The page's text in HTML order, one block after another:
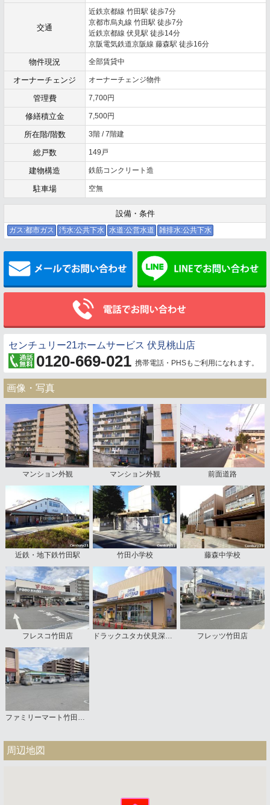
交通
近鉄京都線 竹田駅 徒歩7分
京都市烏丸線 竹田駅 徒歩7分
近鉄京都線 伏見駅 徒歩14分
京阪電気鉄道京阪線 藤森駅 徒歩16分
物件現況 全部賃貸中
オーナーチェンジ オーナーチェンジ物件
管理費 7,700円
修繕積立金 7,500円
所在階/階数 3階 / 7階建
総戸数 149戸
建物構造 鉄筋コンクリート造
駐車場 空無
設備・条件
ガス:都市ガス 汚水:公共下水 水道:公営水道 雑排水:公共下水
メールでお問い合わせ
センチュリー21ホームサービス 伏見桃山店
0120-669-021 携帯電話・PHSもご利用になれます。
画像・写真
マンション外観 マンション外観 前面道路
近鉄・地下鉄竹田駅 竹田小学校 藤森中学校
フレスコ竹田店 ドラックユタカ伏見深草店 フレッツ竹田店
周辺地図